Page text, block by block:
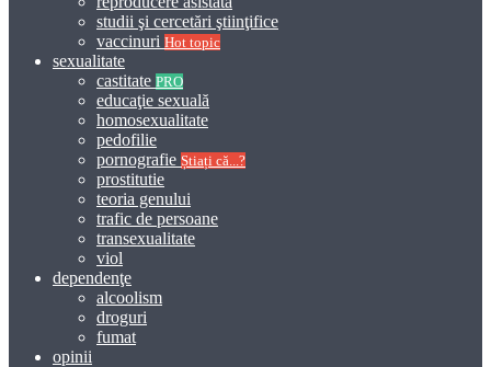
studii şi cercetări ştiinţifice
vaccinuri Hot topic
sexualitate
castitate PRO
educaţie sexuală
homosexualitate
pedofilie
pornografie Știați că...?
prostitutie
teoria genului
trafic de persoane
transexualitate
viol
dependenţe
alcoolism
droguri
fumat
opinii